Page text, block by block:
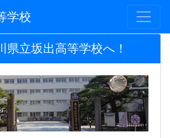
学校
県立坂出高等学校へ！